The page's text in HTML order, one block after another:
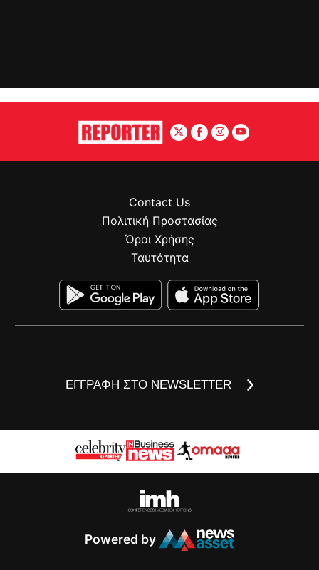
ΕΓΓΡΑΦΗ ΣΤΟ NEWSLETTER
Contact Us
Πολιτική Προστασίας
Όροι Χρήσης
Ταυτότητα
Powered by